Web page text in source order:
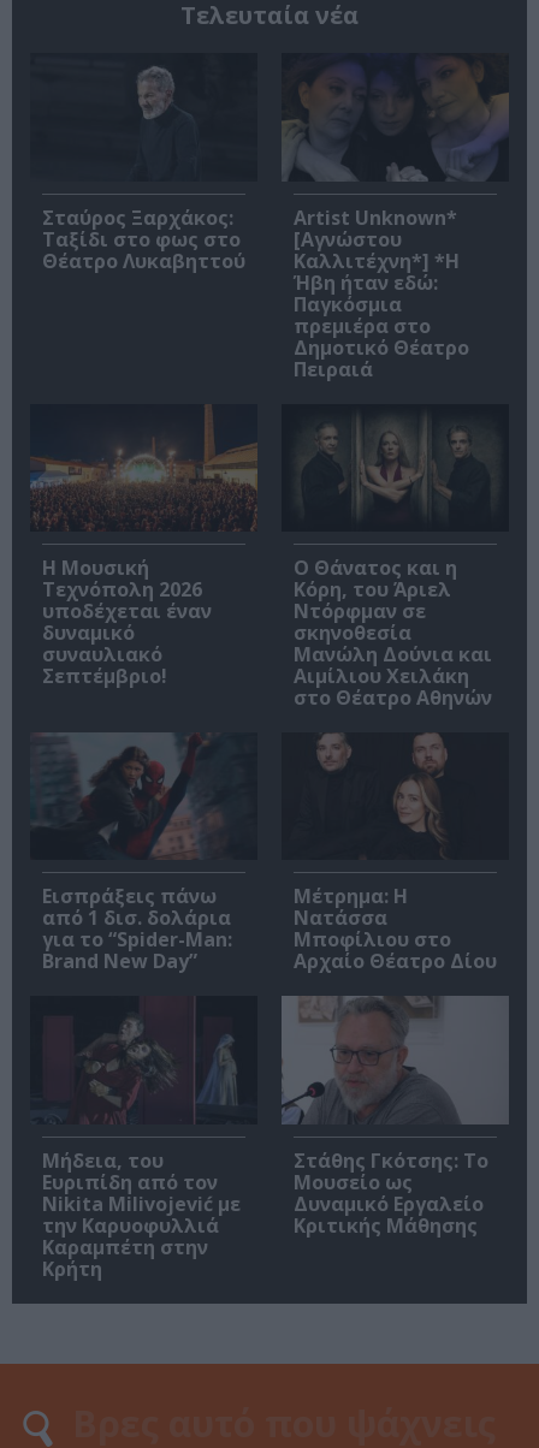
Τελευταία νέα
Σταύρος Ξαρχάκος:
Ταξίδι στο φως στο
Θέατρο Λυκαβηττού
Artist Unknown*
[Αγνώστου
Καλλιτέχνη*] *Η
Ήβη ήταν εδώ:
Παγκόσμια
πρεμιέρα στο
Δημοτικό Θέατρο
Πειραιά
Η Μουσική
Τεχνόπολη 2026
υποδέχεται έναν
δυναμικό
συναυλιακό
Σεπτέμβριο!
Ο Θάνατος και η
Κόρη, του Άριελ
Ντόρφμαν σε
σκηνοθεσία
Μανώλη Δούνια και
Αιμίλιου Χειλάκη
στο Θέατρο Αθηνών
Εισπράξεις πάνω
από 1 δισ. δολάρια
για το “Spider-Man:
Brand New Day”
Μέτρημα: Η
Νατάσσα
Μποφίλιου στο
Αρχαίο Θέατρο Δίου
Μήδεια, του
Ευριπίδη από τον
Nikita Milivojević με
την Καρυοφυλλιά
Καραμπέτη στην
Κρήτη
Στάθης Γκότσης: Το
Μουσείο ως
Δυναμικό Εργαλείο
Κριτικής Μάθησης